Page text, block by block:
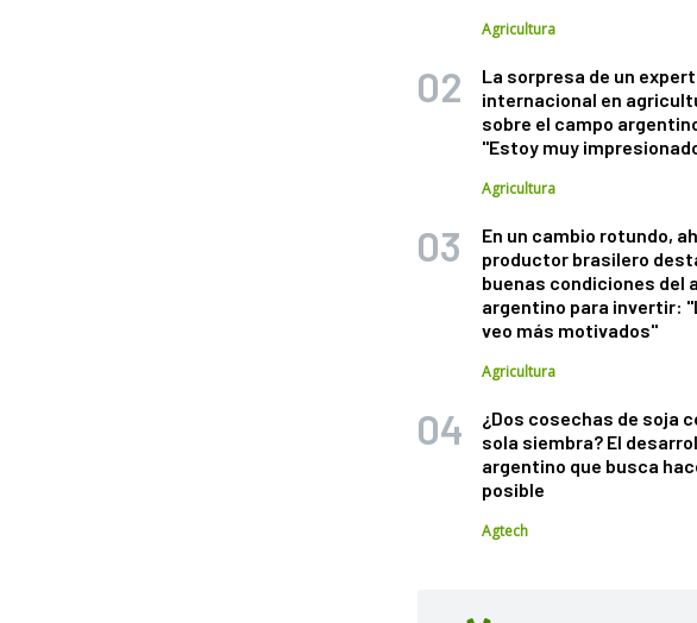
Agricultura
La sorpresa de un
internacional en
sobre el campo
"Estoy muy
Agricultura
En un cambio rotundo,
productor brasilero
buenas condiciones del
argentino para invertir:
veo más motivados"
Agricultura
¿Dos cosechas de soja
sola siembra? El
argentino que busca
posible
Agtech